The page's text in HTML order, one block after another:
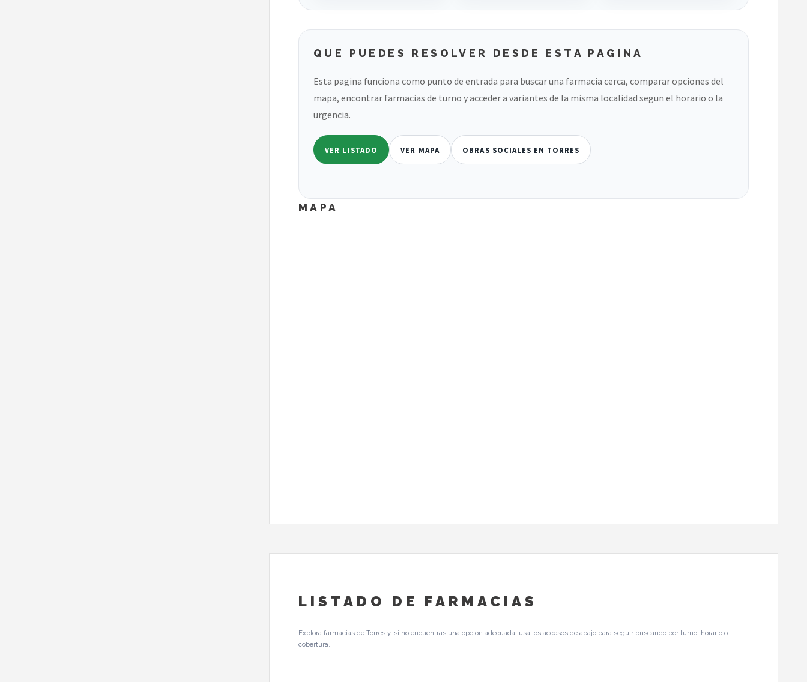
QUE PUEDES RESOLVER DESDE ESTA PAGINA
Esta pagina funciona como punto de entrada para buscar una farmacia cerca, comparar opciones del
mapa, encontrar farmacias de turno y acceder a variantes de la misma localidad segun el horario o la
urgencia.
VER LISTADO VER MAPA OBRAS SOCIALES EN TORRES
MAPA
LISTADO DE FARMACIAS
Explora farmacias de Torres y, si no encuentras una opcion adecuada, usa los accesos de abajo para seguir buscando por turno, horario o
cobertura.